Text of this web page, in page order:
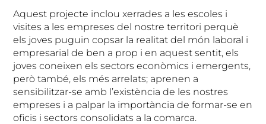
Aquest projecte inclou xerrades a les escoles i
visites a les empreses del nostre territori perquè
els joves puguin copsar la realitat del món laboral i
empresarial de ben a prop i en aquest sentit, els
joves coneixen els sectors econòmics i emergents,
però també, els més arrelats; aprenen a
sensibilitzar-se amb l’existència de les nostres
empreses i a palpar la importància de formar-se en
oficis i sectors consolidats a la comarca.